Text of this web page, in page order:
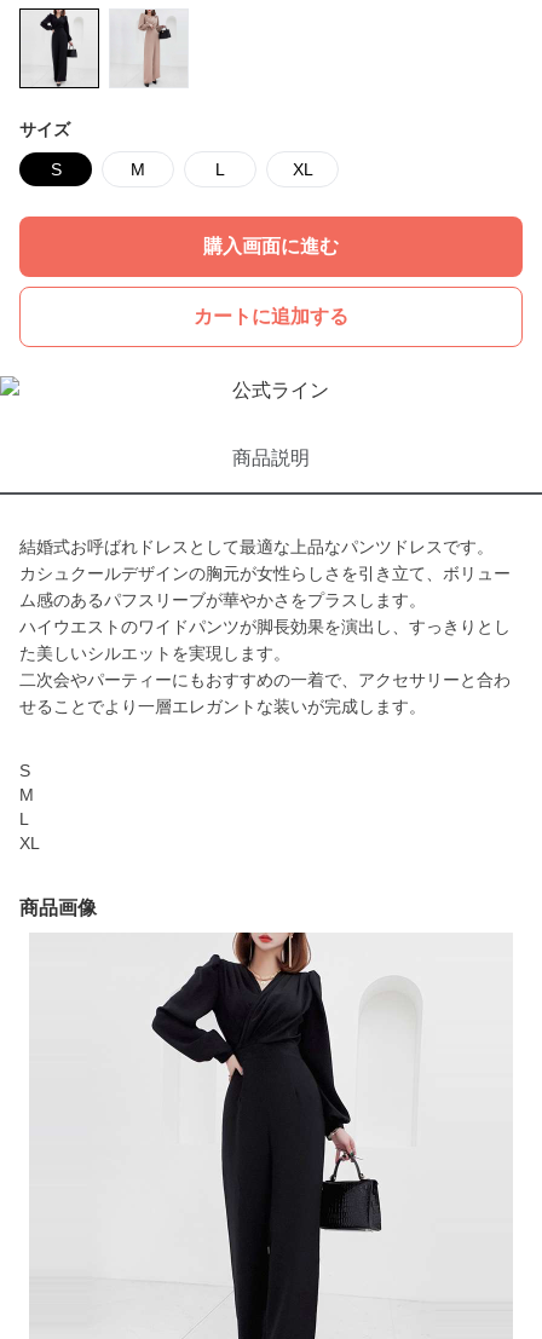
サイズ
S M L XL
購入画面に進む
カートに追加する
商品説明
結婚式お呼ばれドレスとして最適な上品なパンツドレスです。
カシュクールデザインの胸元が女性らしさを引き立て、ボリュー
ム感のあるパフスリーブが華やかさをプラスします。
ハイウエストのワイドパンツが脚長効果を演出し、すっきりとし
た美しいシルエットを実現します。
二次会やパーティーにもおすすめの一着で、アクセサリーと合わ
せることでより一層エレガントな装いが完成します。
S
M
L
XL
商品画像